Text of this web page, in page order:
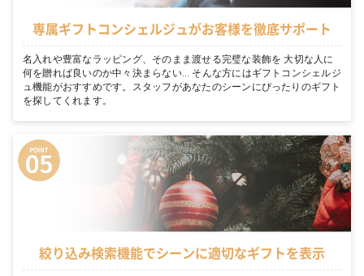
専属ギフトコンシェルジュがお客様を徹底サポート
名入れや豊富なラッピング、そのまま渡せる完璧な装飾を 大切な人に
何を贈れば良いのか中々決まらない… そんな方にはギフトコンシェルジ
ュ機能がおすすめです。スタッフがあなたのシーンにぴったりのギフト
を探してくれます。
絞り込み検索機能でシーンに適切なギフトを表示